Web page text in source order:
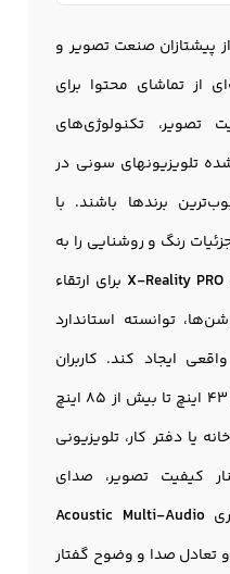
پیشتازان صنعت تصویر و
از تماشای محتوا برای
تصویر، تکنولوژی‌های
تلویزیونهای سونی در
برندها باشند. با
رنگ و روشنایی را به
X-Reality PRO برای ارتقاء
توانسته استاندارد
ایجاد کند. کاربران
می‌توانند در سایزهای متنوع از ۴۳ اینچ تا بیش از ۸۵ اینچ
یا دفتر کار، تلویزیونی
کیفیت تصویر، صدای
Acoustic Multi-Audio
تعادل صدا و وضوح گفتار